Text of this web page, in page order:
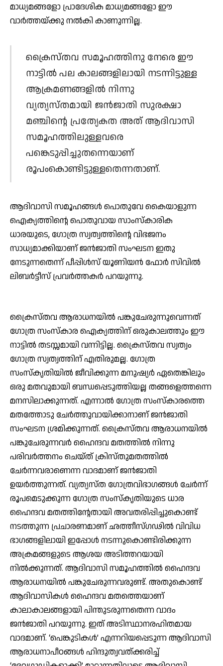
മാധ്യമങ്ങളോ പ്രാദേശിക മാധ്യമങ്ങളോ ഈ
വാര്‍ത്തയ്ക്കു നല്‍കി കാണുന്നില്ല.
ക്രൈസ്തവ സമൂഹത്തിനു നേരെ ഈ
നാട്ടില്‍ പല കാലങ്ങളിലായി നടന്നിട്ടുള്ള
ആക്രമണങ്ങളില്‍ നിന്നു
വ്യത്യസ്തമായി ജന്‍ജാതി സുരക്ഷാ
മഞ്ചിന്റെ പ്രത്യേകത അത് ആദിവാസി
സമൂഹത്തിലുള്ളവരെ
പങ്കെടുപ്പിച്ചുതന്നെയാണ്
രൂപംകൊണ്ടിട്ടുള്ളതെന്നതാണ്.
ആദിവാസി സമൂഹങ്ങള്‍ പൊതുവേ കൈയാളുന്ന
ഐക്യത്തിന്റെ പൊതുവായ സാംസ്‌കാരിക
ധാരയുടെ, ഗോത്ര സ്വത്വത്തിന്റെ വിഭജനം
സാധ്യമാക്കിയാണ് ജന്‍ജാതി സംഘടന ഇതു
നേടുന്നതെന്ന് പീപ്പിള്‍സ് യൂണിയന്‍ ഫോര്‍ സിവില്‍
ലിബര്‍ട്ടീസ് പ്രവര്‍ത്തകര്‍ പറയുന്നു.
ക്രൈസ്തവ ആരാധനയില്‍ പങ്കുചേരുന്നുവെന്നത്
ഗോത്ര സംസ്‌കാര ഐക്യത്തിന് ഒരുകാലത്തും ഈ
നാട്ടില്‍ തടസ്സമായി വന്നിട്ടില്ല. ക്രൈസ്തവ സ്വത്വം
ഗോത്ര സ്വത്വത്തിന് എതിരുമല്ല. ഗോത്ര
സംസ്‌കൃതിയില്‍ ജീവിക്കുന്ന മനുഷ്യര്‍ ഏതെങ്കിലും
ഒരു മതവുമായി ബന്ധപ്പെടുത്തിയല്ല തങ്ങളെത്തന്നെ
മനസിലാക്കുന്നത്. എന്നാല്‍ ഗോത്ര സംസ്‌കാരത്തെ
മതത്തോടു ചേര്‍ത്തുവായിക്കാനാണ് ജന്‍ജാതി
സംഘടന ശ്രമിക്കുന്നത്. ക്രൈസ്തവ ആരാധനയില്‍
പങ്കുചേരുന്നവര്‍ ഹൈന്ദവ മതത്തില്‍ നിന്നു
പരിവര്‍ത്തനം ചെയ്ത് ക്രിസ്തുമതത്തില്‍
ചേര്‍ന്നവരാണെന്ന വാദമാണ് ജന്‍ജാതി
ഉയര്‍ത്തുന്നത്. വ്യത്യസ്ത ഗോത്രവിഭാഗങ്ങള്‍ ചേര്‍ന്ന്
രൂപമെടുക്കുന്ന ഗോത്ര സംസ്‌കൃതിയുടെ ധാര
ഹൈന്ദവ മതത്തിന്റേതായി അവതരിപ്പിച്ചുകൊണ്ട്
നടത്തുന്ന പ്രചാരണമാണ് ഛത്തീസ്ഗഢില്‍ വിവിധ
ഭാഗങ്ങളിലായി ഇപ്പോള്‍ നടന്നുകൊണ്ടിരിക്കുന്ന
അക്രമങ്ങളുടെ ആശയ അടിത്തറയായി
നില്‍ക്കുന്നത്. ആദിവാസി സമൂഹത്തില്‍ ഹൈന്ദവ
ആരാധനയില്‍ പങ്കുചേരുന്നവരുണ്ട്. അതുകൊണ്ട്
ആദിവാസികള്‍ ഹൈന്ദവ മതത്തെയാണ്
കാലാകാലങ്ങളായി പിന്തുടരുന്നതെന്ന വാദം
ജന്‍ജാതി പറയുന്നു. ഇത് അടിസ്ഥാനരഹിതമായ
വാദമാണ്. ‘പെങ്കുടികള്‍’ എന്നറിയപ്പെടുന്ന ആദിവാസി
ആരാധനാപീഠങ്ങള്‍ ഹിന്ദുത്വവത്ക്കരിച്ച്